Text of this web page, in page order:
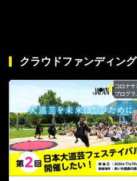
クラウドファンディング